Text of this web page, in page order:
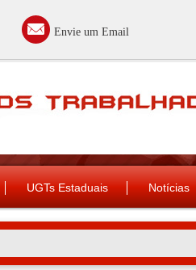
Envie um Email
UGTs Estaduais Notícias